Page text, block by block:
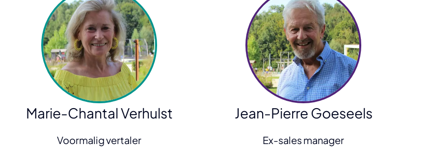
Marie-Chantal Verhulst
Voormalig vertaler
Jean-Pierre Goeseels
Ex-sales manager